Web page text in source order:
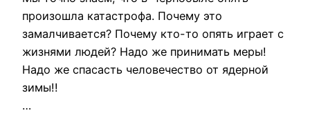
произошла катастрофа. Почему это
замалчивается? Почему кто-то опять играет с
жизнями людей? Надо же принимать меры!
Надо же спасасть человечество от ядерной
зимы!!
…